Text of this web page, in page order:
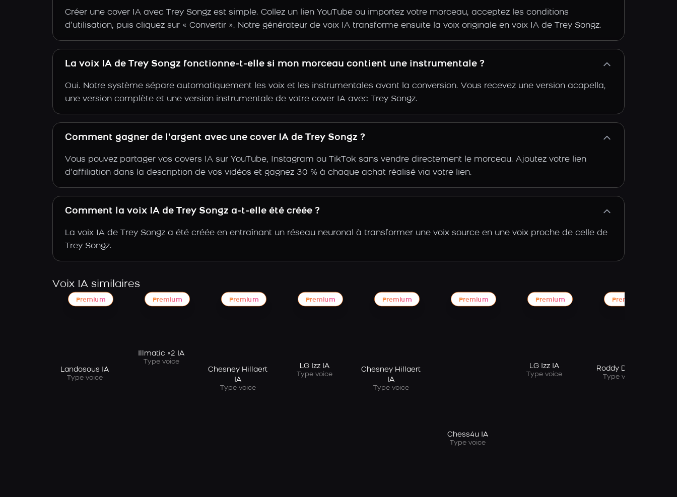
Créer une cover IA avec Trey Songz est simple. Collez un lien YouTube ou importez votre morceau, acceptez les conditions
d’utilisation, puis cliquez sur « Convertir ». Notre générateur de voix IA transforme ensuite la voix originale en voix IA de Trey Songz.
La voix IA de Trey Songz fonctionne-t-elle si mon morceau contient une instrumentale ?
Oui. Notre système sépare automatiquement les voix et les instrumentales avant la conversion. Vous recevez une version acapella,
une version complète et une version instrumentale de votre cover IA avec Trey Songz.
Comment gagner de l’argent avec une cover IA de Trey Songz ?
Vous pouvez partager vos covers IA sur YouTube, Instagram ou TikTok sans vendre directement le morceau. Ajoutez votre lien
d’affiliation dans la description de vos vidéos et gagnez 30 % à chaque achat réalisé via votre lien.
Comment la voix IA de Trey Songz a-t-elle été créée ?
La voix IA de Trey Songz a été créée en entraînant un réseau neuronal à transformer une voix source en une voix proche de celle de
Trey Songz.
Voix IA similaires
Premium
Landosous IA
Type voice
Premium
Illmatic ×2 IA
Type voice
Premium
Chesney Hillaert
IA
Type voice
Premium
LG Izz IA
Type voice
Premium
Chesney Hillaert
IA
Type voice
Premium
Chess4u IA
Type voice
Premium
LG Izz IA
Type voice
Premium
Roddy Doc IA
Type voice